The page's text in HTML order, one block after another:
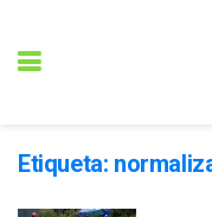
Etiqueta: